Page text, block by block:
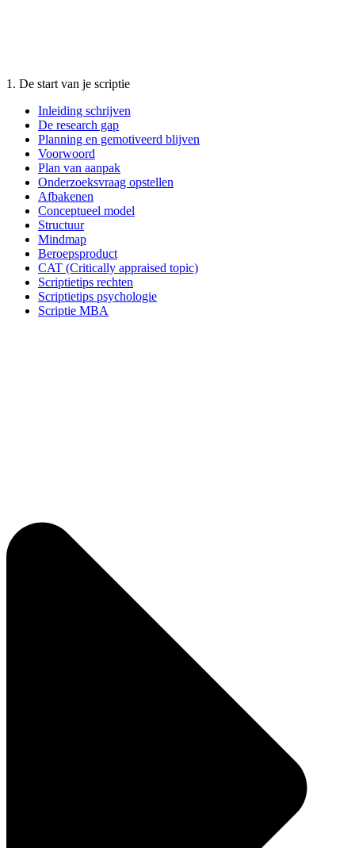
1. De start van je scriptie
Inleiding schrijven
De research gap
Planning en gemotiveerd blijven
Voorwoord
Plan van aanpak
Onderzoeksvraag opstellen
Afbakenen
Conceptueel model
Structuur
Mindmap
Beroepsproduct
CAT (Critically appraised topic)
Scriptietips rechten
Scriptietips psychologie
Scriptie MBA